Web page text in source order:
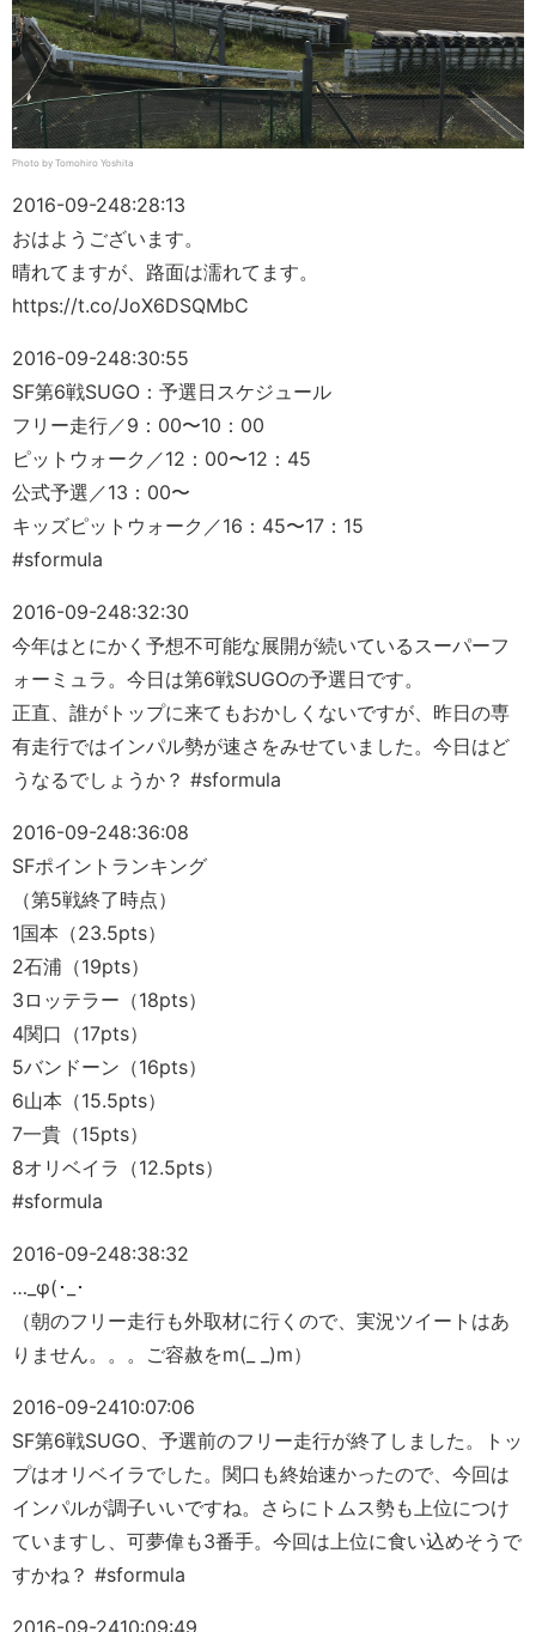
Photo by Tomohiro Yoshita
2016-09-248:28:13
おはようございます。
晴れてますが、路面は濡れてます。
https://t.co/JoX6DSQMbC
2016-09-248:30:55
SF第6戦SUGO：予選日スケジュール
フリー走行／9：00〜10：00
ピットウォーク／12：00〜12：45
公式予選／13：00〜
キッズピットウォーク／16：45〜17：15
#sformula
2016-09-248:32:30
今年はとにかく予想不可能な展開が続いているスーパーフ
ォーミュラ。今日は第6戦SUGOの予選日です。
正直、誰がトップに来てもおかしくないですが、昨日の専
有走行ではインパル勢が速さをみせていました。今日はど
うなるでしょうか？ #sformula
2016-09-248:36:08
SFポイントランキング
（第5戦終了時点）
1国本（23.5pts）
2石浦（19pts）
3ロッテラー（18pts）
4関口（17pts）
5バンドーン（16pts）
6山本（15.5pts）
7一貴（15pts）
8オリベイラ（12.5pts）
#sformula
2016-09-248:38:32
…_φ(･_･
（朝のフリー走行も外取材に行くので、実況ツイートはあ
りません。。。ご容赦をm(_ _)m）
2016-09-2410:07:06
SF第6戦SUGO、予選前のフリー走行が終了しました。トッ
プはオリベイラでした。関口も終始速かったので、今回は
インパルが調子いいですね。さらにトムス勢も上位につけ
ていますし、可夢偉も3番手。今回は上位に食い込めそうで
すかね？ #sformula
2016-09-2410:09:49